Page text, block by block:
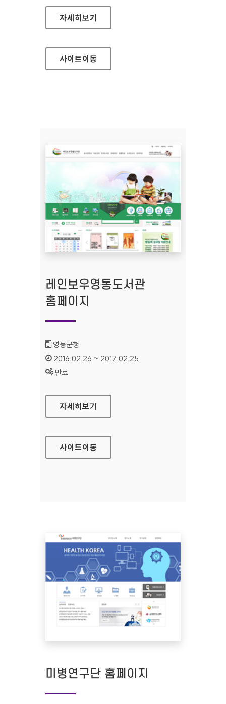
강원도강릉의료원 홈페이지
자세히보기
사이트이동
레인보우영동도서관
홈페이지
기관명 :
영동군청
인증기간 :
2016.02.26 ~ 2017.02.25
상태 :
만료
레인보우영동도서관 홈페이지
자세히보기
사이트이동
미병연구단 홈페이지